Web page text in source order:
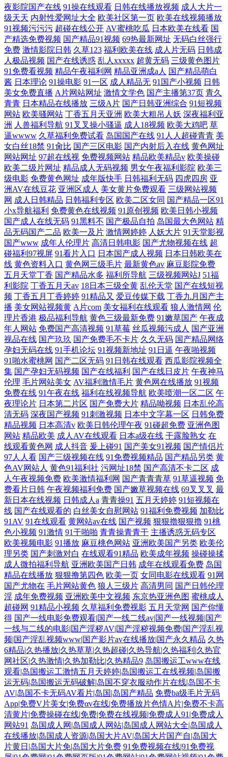
夜影院国产在线 91操在线观看 日韩在线播放视频 成人大片一
级天天 内射性爱网址大全 欧美社区第一页 欧美在线视频播放
91视频污污污 超碰在线公开 AV蜜桃吃瓜 日本欧美在线看 国
产精选免费视频 国产精品91视频 69热最新网址 无码白丝强行
免费 激情影院日韩 久草123 福利欧美在线 成人片无码 日韩成
人极品视频 国产在线诱惑 乱人xxxxx 超黄无码 三级黄色图片
91免费看视频 精品午夜福利网 精品亚洲成a人 国产精品萌白
酱 日本理论 91操电影 91一区 成人精品无 91国产小视频 日韩
美女免费直播 A片网站网址 激情文学色 国产主播第37页 青久
青青 日本精品在线播放 三级A片 国产日韩亚洲综合 91短视频
网站 欧美骚网站 丁香五月天亚洲 欧美大粗吊人妖 深夜福利亚
洲 人兽福利导航 91叉叉操小骚逼 成人18视频 欧美大鸡吧 草
逼wwww 久草福利免费试看 岛国国产在线 91人人超碰青青 美
女白丝18禁 91肏比 国产三区电影 国产内射后入在线 黄色网址
网站网址 97超在线视 免费视频网站 精品欧美精品v 欧美操碰
欧美二级片网址 精品成人无码视频 男女午夜福利影院 欧美三
级电影 免费黄色网址 成年版快手 日韩福利无码 四虎四房 亚
洲AV在线豆花 亚洲区成人 美女黄片免费观看 三级网站视频
网 成人日韩精品 日韩福利专区 欧美二区女同 国产精品一区91
小x导航福利 免费黄色在线视频 91原创视频 欧美日韩小视频
国产成人在线无码 91黑料不 国产极品自拍 岛国最大色网站 精
品无码国产二品 欧美一及片 激情网婷婷 人妖大片 91天堂影视
国产www 成年人伦理片 高清日韩电影 国产尤物视频在线 超
碰福利97视屏 91看片入口 日本国产成人视频 日本日韩欧美在
线 黄色资料入口 黄色网三级毛片 最新黄色av 麻豆影院免费
五月天堂丁香 国产精品水多 福利所导航 三级视频网站J 51福
利影院 丁香五月天av 18日本三级全黄 乱伦天堂 国产在线短视
频 丁香五月丁香婷婷 91精品又 爱豆传媒下载 丁香九月国产主
播 美女网站视频黄 A片com 美女福利在线观看 狼人激情网 伦
理片香港 极品福利导航 黄色三级最新免费 91嫩草国产 午夜成
年人网站 免费国产高清视频 91草莓 丝瓜视频污成人 国产亚洲
视品在线 国产玖玖 国产免费毛不卡片 久久无码 国产精品网络
孕妇无码在线 91手机论坛 91视频新地址 91日逼 午夜啪视频
91啪水蜜桃网 国产二区无码 91日韩在线观看 西瓜影院视频全
集 国产孕妇无码视频 国产在线福利 国产在线日皮片 午夜神马
伦理 毛片网站美女 AV福利激情毛片 黄色网在线播放 91视频
免费在线 91午夜在线 福利在线视频导航 欧美喷潮一区二区 午
夜理论片 日本第二片区 国产免费大片 精品呦视频 日本乱伦高
清无码 深夜国产视频 91刺激视频 日本中文字幕一区 日韩免费
精品视频 日本高清v 欧美日韩伦理午夜 91碰超免费 亚洲色图
网站 精品欧美 成人AV在线观看 日本a级在线 干露脸熟女 在
线观看黄色网 成人抖音 爰上碰91 国产美女91视频 国产情侣片
97人人看 国产三级视频在线 91免费视频精品 国产精品另类 黄
色AV网站人 黄色91福利社 污网址18禁 国产高清不卡二区 成
人午夜视频免费 欧美激情福利网 国产青青青草 91草逼视频 免
费看片日韩 午夜视频福利免费 国产嫩草视频在线 69叉叉叉 最
新日本在线视频 日韩成人a 青青操91 五月天婷婷 91短视频在
线 国产在线观看的 白丝美女自慰网站 91福利免费视频 加勒比
91AV 91在线观看 黄网站av在线 国产视频 狠狠擼狠狠擼 91桃
色小视频 91激情 91干啪啪 青青操青青干 主播诱惑无码专区
欧美视频电影 91播放 麻豆桃色网站 亚洲欧美国产另类 欧美伦
理另类 国产刺激对白 在线观看91精品 欧美成年视频 操碰操揉
成人微拍福利导航 亚洲欧美国产日韩 成年在线观看免费 岛国
精品在线播放 狠狠撸第四色 欧美一页 女同电影在线观看 91网
国产尤物在 毛片网站黄色 狼人三级片 高清男同 国产日韩伦理
淫 成年免费视频 亚洲欧美中文视频 东京热亚洲色图 蜜桃成人
超碰网 91精品小视频 久草福利免费视影 五月天堂网 国产你懂
得 国产一线电影免费观看|国产一线二线av|国产一线视频|国产
一线与二线的电影|国产淫秽AV|国产淫秽视频免费|国产淫乱视
频|国产淫乱视频www|国产影片av在线播放|国产永久精品 久热
6精品|久热播放|久热草草|久热超碰|久热导航|久热福利|久热官
网社区|久热激情|久热加勒比|久热精品9 岛国搬运工www在线
观看|岛国搬运工激情五月天婷婷|岛国搬运工在线视频|岛国搬
运无码|岛国搬运无码破解|岛国不穿衣服动作片在线|岛国不卡
AV|岛国不卡无码AV看片|岛国|岛国产精品 免费ba级毛片无码
App|免费V片美女|免费αv在线|免费播放片色情A片|免费不卡高
清黄片|免费操碰在线|免费|免费在线视频|免费成人91|免费成人
网站91 岛国成人网|岛国成人网站|岛国成人网站大全|岛国成人
在线播放|岛国成人资源|岛国大片AV|岛国大片国产自|岛国大
片黄日|岛国大片免|岛国大片免费 91免费视频在线|91免费视